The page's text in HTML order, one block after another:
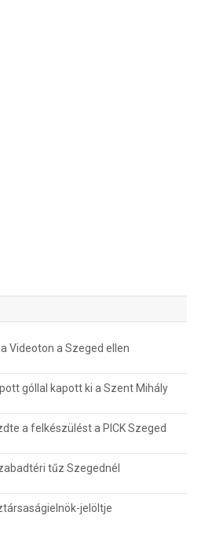
Videoton a Szeged ellen
góllal kapott ki a Szent Mihály
a felkészülést a PICK Szeged
tűz Szegednél
jelöltje